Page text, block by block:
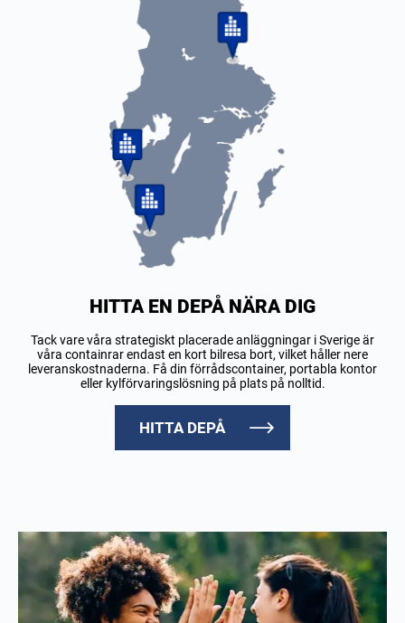
HITTA EN DEPÅ NÄRA DIG
Tack vare våra strategiskt placerade anläggningar i Sverige är
våra containrar endast en kort bilresa bort, vilket håller nere
leveranskostnaderna. Få din förrådscontainer, portabla kontor
eller kylförvaringslösning på plats på nolltid.
HITTA DEPÅ